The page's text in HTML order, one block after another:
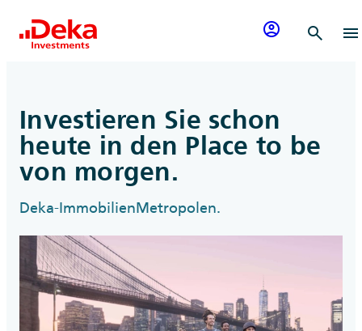
account_circle search menu
Investieren Sie schon
heute in den Place to be
von morgen.
Deka-ImmobilienMetropolen.